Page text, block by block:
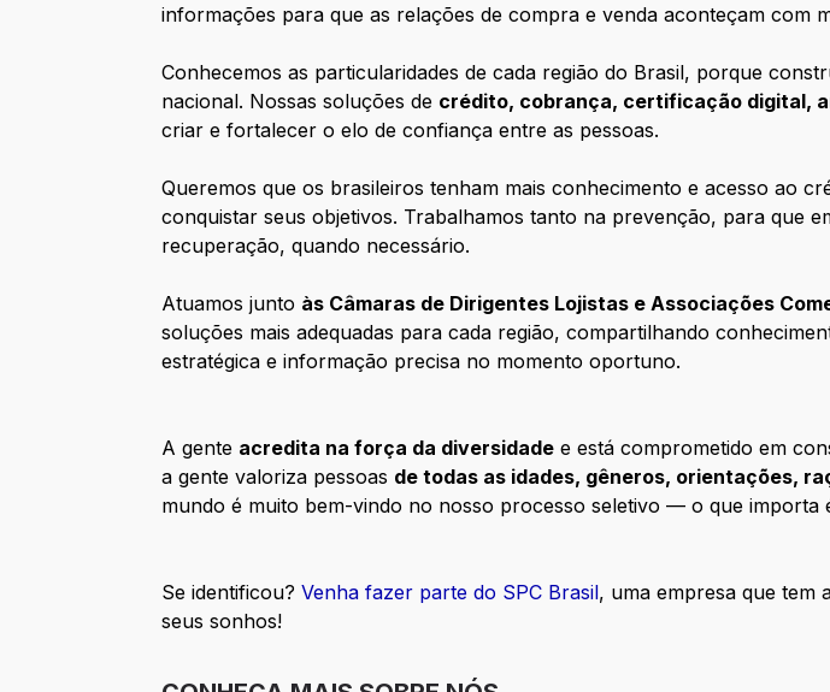
informações para que as relações de compra e venda aconteçam com
Conhecemos as particularidades de cada região do Brasil, porque
nacional. Nossas soluções de crédito, cobrança, certificação digital,
criar e fortalecer o elo de confiança entre as pessoas.
Queremos que os brasileiros tenham mais conhecimento e acesso ao
conquistar seus objetivos. Trabalhamos tanto na prevenção, para que
recuperação, quando necessário.
Atuamos junto às Câmaras de Dirigentes Lojistas e Associações
soluções mais adequadas para cada região, compartilhando
estratégica e informação precisa no momento oportuno.
A gente acredita na força da diversidade e está comprometido em
a gente valoriza pessoas de todas as idades, gêneros, orientações,
mundo é muito bem-vindo no nosso processo seletivo — o que
Se identificou?Venha fazer parte do SPC Brasil, uma empresa que tem
seus sonhos!